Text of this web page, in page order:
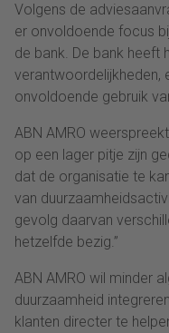
Volgens de
er onvoldoende focus
de bank. De bank heeft
verantwoordelijkheden,
onvoldoende gebruik
ABN AMRO
op een lager pitje zijn
dat de organisatie te
van
gevolg daarvan
hetzelfde bezig.”
ABN AMRO wil minder
duurzaamheid
klanten directer te